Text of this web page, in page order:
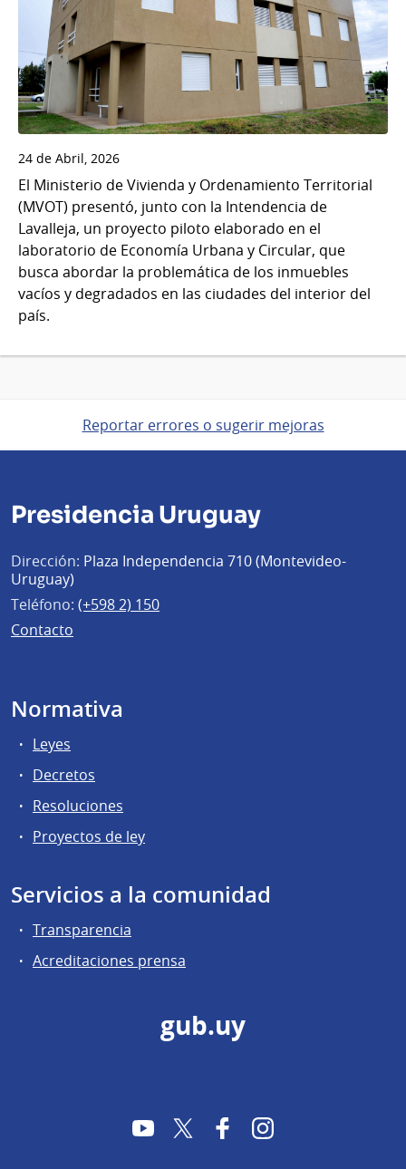
24 de Abril, 2026
El Ministerio de Vivienda y Ordenamiento Territorial
(MVOT) presentó, junto con la Intendencia de
Lavalleja, un proyecto piloto elaborado en el
laboratorio de Economía Urbana y Circular, que
busca abordar la problemática de los inmuebles
vacíos y degradados en las ciudades del interior del
país.
Reportar errores o sugerir mejoras
Presidencia Uruguay
Dirección: Plaza Independencia 710 (Montevideo-
Uruguay)
Teléfono: (+598 2) 150
Contacto
Normativa
Leyes
Decretos
Resoluciones
Proyectos de ley
Servicios a la comunidad
Transparencia
Acreditaciones prensa
gub.uy
YouTubeTwitter FacebookInstagram